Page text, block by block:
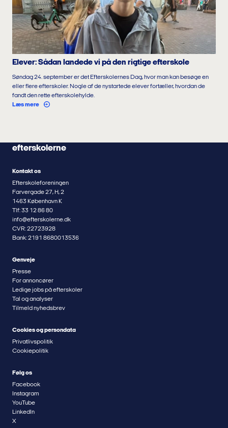
Elever: Sådan landede vi på den rigtige efterskole
Søndag 24. september er det Efterskolernes Dag, hvor man kan besøge en
eller flere efterskoler. Nogle af de nystartede elever fortæller, hvordan de
fandt den rette efterskolehylde.
Læs mere
efterskolerne
Kontakt os
Efterskoleforeningen
Farvergade 27, H, 2
1463 København K
Tlf: 33 12 86 80
info@efterskolerne.dk
CVR: 22723928
Bank: 2191 8680013536
Genveje
Presse
For annoncører
Ledige jobs på efterskoler
Tal og analyser
Tilmeld nyhedsbrev
Cookies og persondata
Privatlivspolitik
Cookiepolitik
Følg os
Facebook
Instagram
YouTube
LinkedIn
X